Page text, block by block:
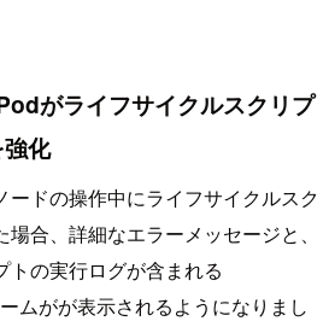
がライフサイクルスクリプ
化
ードの操作中にライフサイクルスク
合、詳細なエラーメッセージと、
トの実行ログが含まれる
ムがが表示されるようになりまし